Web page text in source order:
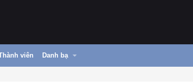
viên Danh bạ